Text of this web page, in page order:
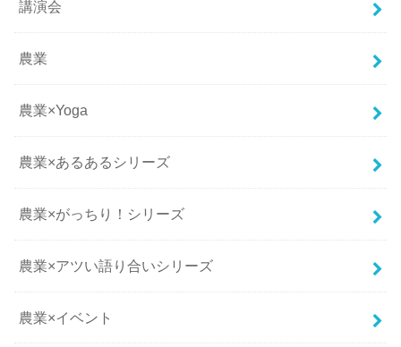
講演会
農業
農業×Yoga
農業×あるあるシリーズ
農業×がっちり！シリーズ
農業×アツい語り合いシリーズ
農業×イベント